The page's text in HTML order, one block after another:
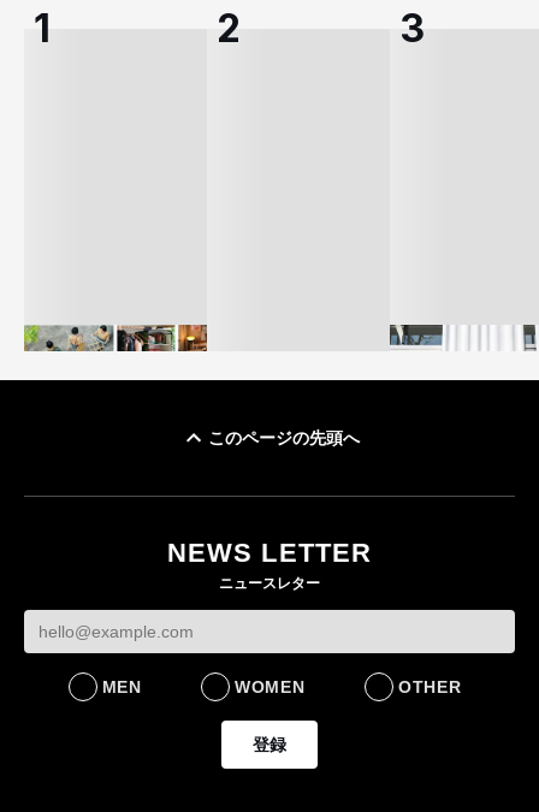
LIFESTYLE
社長 「のんびりした
ら先はない」“前進”す
BUSINESS
BUSINESS
このページの先頭へ
NEWS LETTER
ニュースレター
MEN WOMEN OTHER
登録